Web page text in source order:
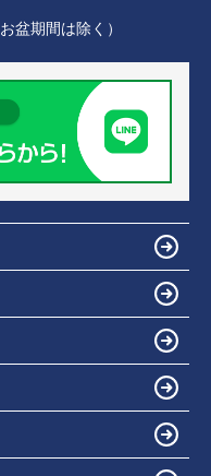
盆期間は除く）